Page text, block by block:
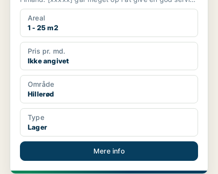
til...
Areal
1 - 25 m2
Pris pr. md.
Ikke angivet
Område
Hillerød
Type
Lager
Mere info